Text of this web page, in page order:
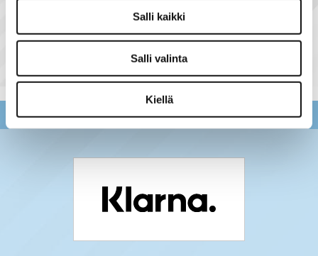
Salli kaikki
Salli valinta
Kiellä